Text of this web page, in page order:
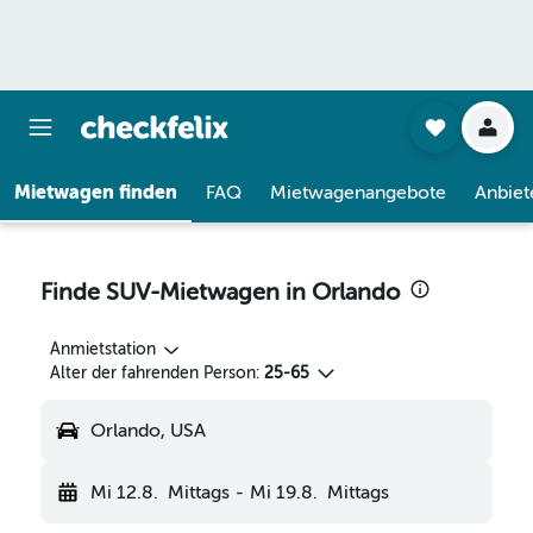
Mietwagen finden FAQ Mietwagenangebote
Finde SUV-Mietwagen in Orlando
Anmietstation
Alter der fahrenden Person: 25-65
Orlando, USA
Mi 12.8. Mittags - Mi 19.8. Mittags